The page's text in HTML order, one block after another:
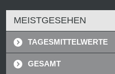
MEISTGESEHEN
TAGESMITTELWERTE
GESAMT